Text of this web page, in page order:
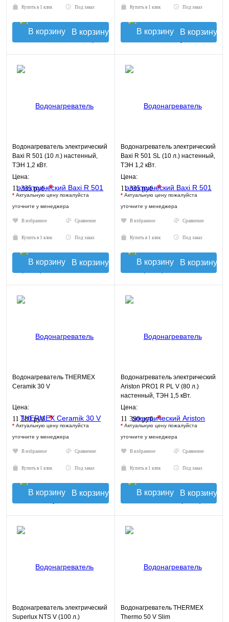
Купить в 1 клик Под заказ
В корзину
Купить в 1 клик Под заказ
В корзину
Водонагреватель электрический
Baxi R 501 (10 л.) настенный,
ТЭН 1,2 кВт.
Цена:
11 335 руб.*
* Актуальную цену пожалуйста
уточните у менеджера
В избранное Сравнение
Купить в 1 клик Под заказ
В корзину
Водонагреватель электрический
Baxi R 501 SL (10 л.) настенный,
ТЭН 1,2 кВт.
Цена:
11 335 руб.*
* Актуальную цену пожалуйста
уточните у менеджера
В избранное Сравнение
Купить в 1 клик Под заказ
В корзину
Водонагреватель THERMEX
Ceramik 30 V
Цена:
11 380 руб.*
* Актуальную цену пожалуйста
уточните у менеджера
В избранное Сравнение
Купить в 1 клик Под заказ
В корзину
Водонагреватель электрический
Ariston PRO1 R PL V (80 л.)
настенный, ТЭН 1,5 кВт.
Цена:
11 390 руб.*
* Актуальную цену пожалуйста
уточните у менеджера
В избранное Сравнение
Купить в 1 клик Под заказ
В корзину
Водонагреватель электрический
Superlux NTS V (100 л.)
Водонагреватель THERMEX
Thermo 50 V Slim